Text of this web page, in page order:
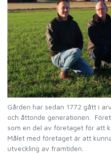
Gården har sedan 1772 gått i
och åttonde generationen.
som en del av företaget för att
Målet med företaget är att
utveckling av framtiden.